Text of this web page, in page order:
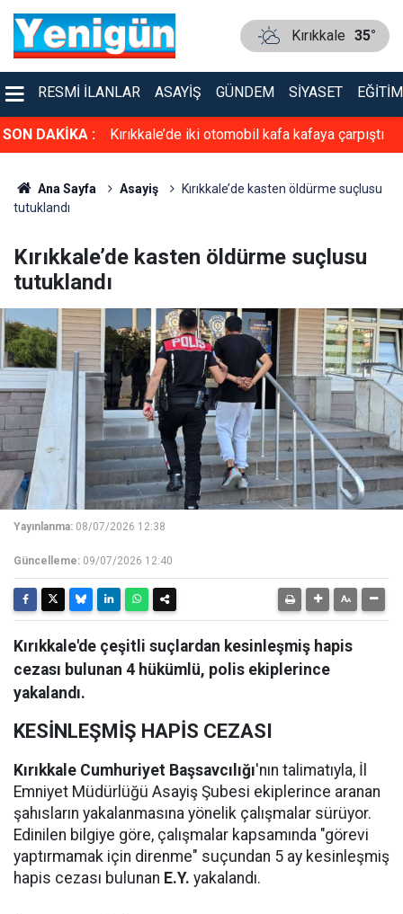
Kırıkkale 35°
RESMI İLANLAR ASAYIŞ GÜNDEM SIYASET EĞITIM
SON DAKİKA : Kırıkkale’de iki otomobil kafa kafaya çarpıştı
Ana Sayfa Asayiş
Kırıkkale’de kasten öldürme suçlusu
tutuklandı
Kırıkkale’de kasten öldürme suçlusu
tutuklandı
Yayınlanma: 08/07/2026 12:38
Güncelleme: 09/07/2026 12:40
Kırıkkale'de çeşitli suçlardan kesinleşmiş hapis
cezası bulunan 4 hükümlü, polis ekiplerince
yakalandı.
KESİNLEŞMİŞ HAPİS CEZASI
Kırıkkale Cumhuriyet Başsavcılığı'nın talimatıyla, İl
Emniyet Müdürlüğü Asayiş Şubesi ekiplerince aranan
şahısların yakalanmasına yönelik çalışmalar sürüyor.
Edinilen bilgiye göre, çalışmalar kapsamında "görevi
yaptırmamak için direnme" suçundan 5 ay kesinleşmiş
hapis cezası bulunan E.Y. yakalandı.